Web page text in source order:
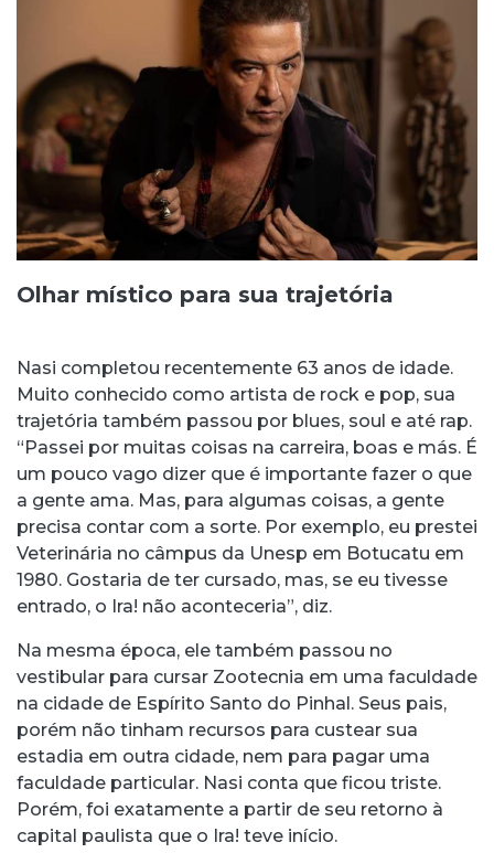
Olhar místico para sua trajetória
Nasi completou recentemente 63 anos de idade.
Muito conhecido como artista de rock e pop, sua
trajetória também passou por blues, soul e até rap.
“Passei por muitas coisas na carreira, boas e más. É
um pouco vago dizer que é importante fazer o que
a gente ama. Mas, para algumas coisas, a gente
precisa contar com a sorte. Por exemplo, eu prestei
Veterinária no câmpus da Unesp em Botucatu em
1980. Gostaria de ter cursado, mas, se eu tivesse
entrado, o Ira! não aconteceria”, diz.
Na mesma época, ele também passou no
vestibular para cursar Zootecnia em uma faculdade
na cidade de Espírito Santo do Pinhal. Seus pais,
porém não tinham recursos para custear sua
estadia em outra cidade, nem para pagar uma
faculdade particular. Nasi conta que ficou triste.
Porém, foi exatamente a partir de seu retorno à
capital paulista que o Ira! teve início.